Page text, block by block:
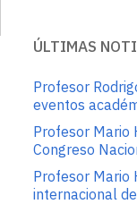
ÚLTIMAS
Profesor
eventos
Profesor Mario
Congreso
Profesor Mario
internacional